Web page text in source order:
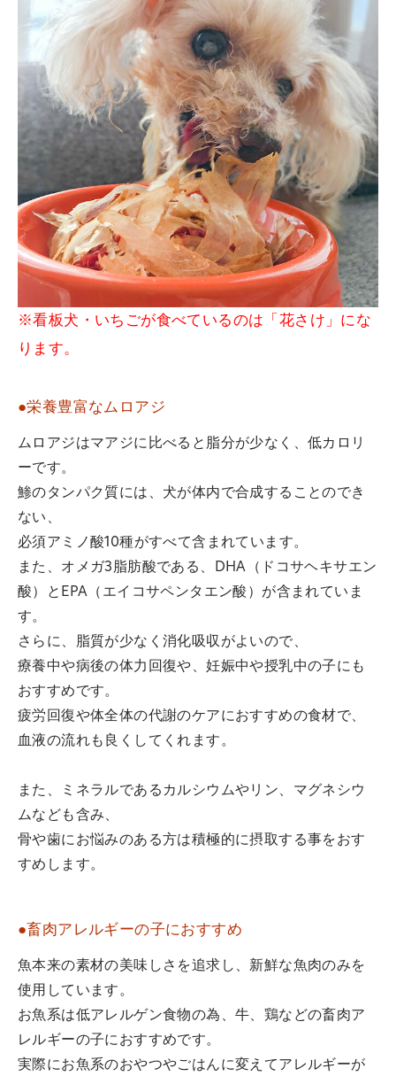
※看板犬・いちごが食べているのは「花さけ」にな
ります。
●栄養豊富なムロアジ
ムロアジはマアジに比べると脂分が少なく、低カロリ
ーです。
鯵のタンパク質には、犬が体内で合成することのでき
ない、
必須アミノ酸10種がすべて含まれています。
また、オメガ3脂肪酸である、DHA（ドコサヘキサエン
酸）とEPA（エイコサペンタエン酸）が含まれていま
す。
さらに、脂質が少なく消化吸収がよいので、
療養中や病後の体力回復や、妊娠中や授乳中の子にも
おすすめです。
疲労回復や体全体の代謝のケアにおすすめの食材で、
血液の流れも良くしてくれます。
また、ミネラルであるカルシウムやリン、マグネシウ
ムなども含み、
骨や歯にお悩みのある方は積極的に摂取する事をおす
すめします。
●畜肉アレルギーの子におすすめ
魚本来の素材の美味しさを追求し、新鮮な魚肉のみを
使用しています。
お魚系は低アレルゲン食物の為、牛、鶏などの畜肉ア
レルギーの子におすすめです。
実際にお魚系のおやつやごはんに変えてアレルギーが